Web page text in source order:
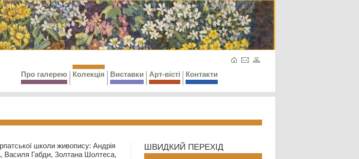
Про галерею Колекція Виставки Арт-вісті Контакти
школи живопису: Андрія
Василя Габди, Золтана Шолтеса,
ШВИДКИЙ ПЕРЕХІД